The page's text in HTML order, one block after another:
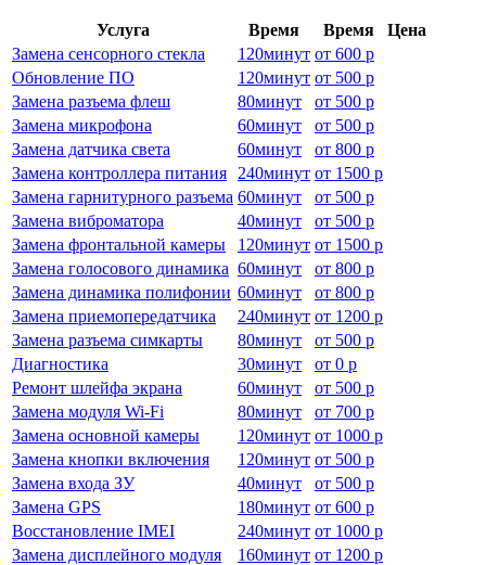
Услуга Время Время
Цена
Замена сенсорного стекла
120минут от 600 р
Обновление ПО
120минут от 500 р
Замена разъема флеш
80минут от 500 р
Замена микрофона
60минут от 500 р
Замена датчика света
60минут от 800 р
Замена контроллера питания
240минут от 1500 р
Замена гарнитурного разъема 60минут от 500 р
Замена виброматора
40минут от 500 р
Замена фронтальной камеры
120минут от 1500 р
Замена голосового динамика 60минут от 800 р
Замена динамика полифонии 60минут от 800 р
Замена приемопередатчика
240минут от 1200 р
Замена разъема симкарты
80минут от 500 р
Диагностика
30минут от 0 р
Ремонт шлейфа экрана
60минут от 500 р
Замена модуля Wi-Fi
80минут от 700 р
Замена основной камеры
120минут от 1000 р
Замена кнопки включения
120минут от 500 р
Замена входа ЗУ
40минут от 500 р
Замена GPS
180минут от 600 р
Восстановление IMEI
240минут от 1000 р
Замена дисплейного модуля
160минут от 1200 р